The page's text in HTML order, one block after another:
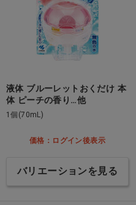
液体 ブルーレットおくだけ 本
体 ピーチの香り…他
1個(70mL)
価格：ログイン後表示
バリエーションを見る